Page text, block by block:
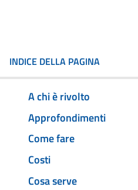
INDICE DELLA PAGINA
A chi è rivolto
Approfondimenti
Come fare
Costi
Cosa serve